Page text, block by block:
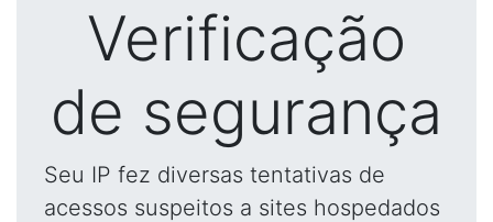
Verificação
de segurança
Seu IP fez diversas tentativas de
acessos suspeitos a sites hospedados